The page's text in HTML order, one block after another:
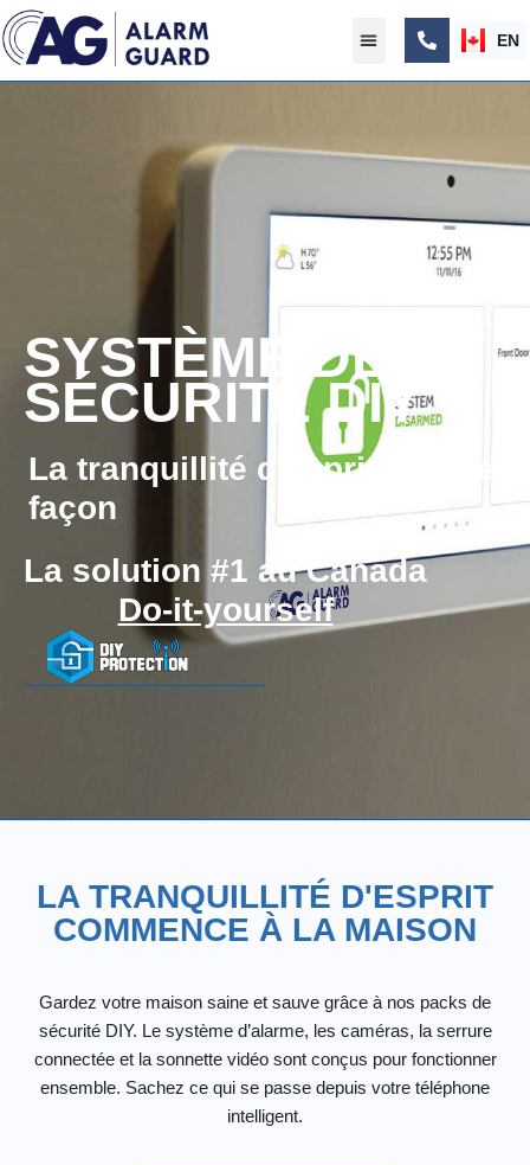
EN
SYSTÈME DE
SÉCURITÉ DIY
La tranquillité d'esprit à votre
façon
La solution #1 au Canada
Do-it-yourself
LA TRANQUILLITÉ D'ESPRIT
COMMENCE À LA MAISON
Gardez votre maison saine et sauve grâce à nos packs de
sécurité DIY. Le système d’alarme, les caméras, la serrure
connectée et la sonnette vidéo sont conçus pour fonctionner
ensemble. Sachez ce qui se passe depuis votre téléphone
intelligent.